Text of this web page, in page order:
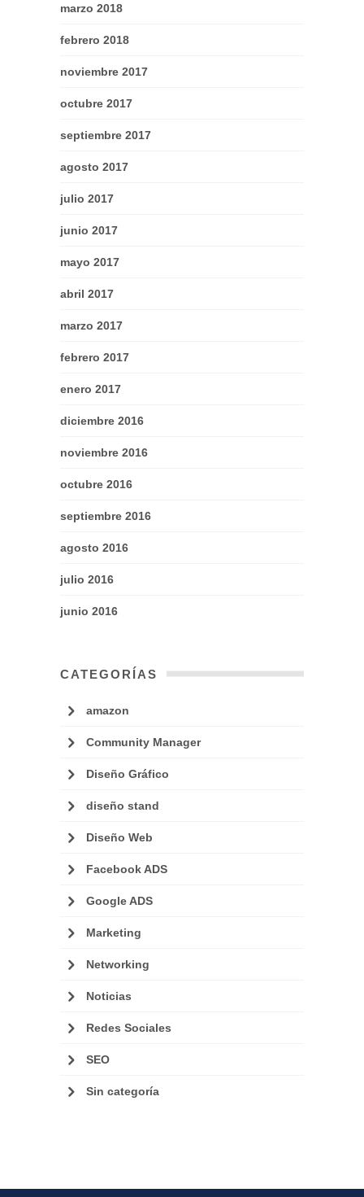
marzo 2018
febrero 2018
noviembre 2017
octubre 2017
septiembre 2017
agosto 2017
julio 2017
junio 2017
mayo 2017
abril 2017
marzo 2017
febrero 2017
enero 2017
diciembre 2016
noviembre 2016
octubre 2016
septiembre 2016
agosto 2016
julio 2016
junio 2016
CATEGORÍAS
amazon
Community Manager
Diseño Gráfico
diseño stand
Diseño Web
Facebook ADS
Google ADS
Marketing
Networking
Noticias
Redes Sociales
SEO
Sin categoría